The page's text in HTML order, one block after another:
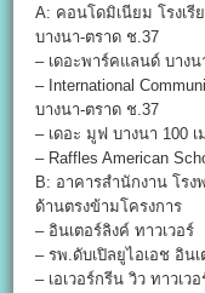
A: คอนโดมิเนียม โรงเ
บางนา-ตราด ช.37
– เดอะพาร์คแลนด์ บางน
– International
บางนา-ตราด ช.37
– เดอะ มูฟ บางนา 100
– Raffles American
B: อาคารสำนักงาน โร
ด้านตรงข้ามโครงการ
– อินเตอร์ลิงค์ ทาวเวอร์
– รพ.ดับเปิลยูไอเอช อิน
– เอเวอร์กรีน วิว ทาวเวอ